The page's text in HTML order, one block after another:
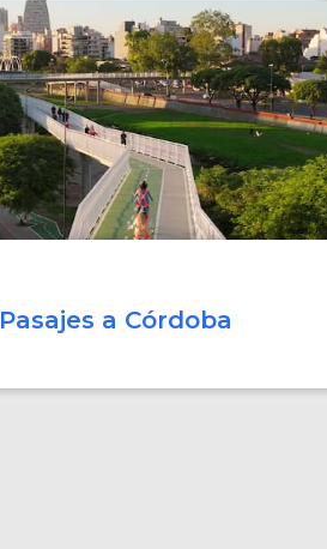
COMPRAR
Pasajes a Córdoba